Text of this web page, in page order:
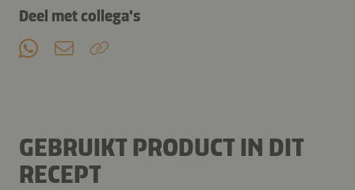
Deel met collega's
GEBRUIKT PRODUCT IN DIT
RECEPT